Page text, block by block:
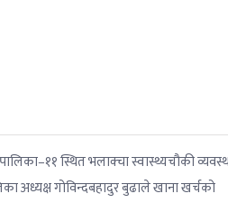
स्थित भलाक्चा स्वास्थ्यचौकी
अध्यक्ष गोविन्दबहादुर बुढाले खाना खर्चको